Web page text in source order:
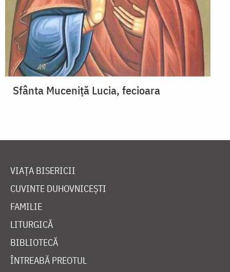
Sfânta Muceniță Lucia, fecioara
VIAȚA BISERICII
CUVINTE DUHOVNICEȘTI
FAMILIE
LITURGICĂ
BIBLIOTECĂ
ÎNTREABĂ PREOTUL